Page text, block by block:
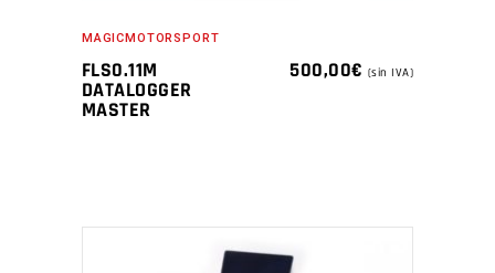
MAGICMOTORSPORT
FLS0.11M
DATALOGGER
MASTER
500,00€ (sin IVA)